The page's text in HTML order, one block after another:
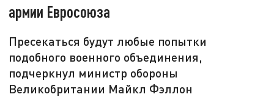
армии Евросоюза
Пресекаться будут любые попытки
подобного военного объединения,
подчеркнул министр обороны
Великобритании Майкл Фэллон